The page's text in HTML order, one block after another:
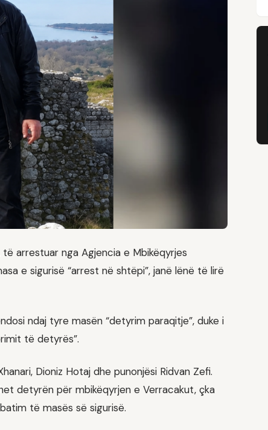
arrestuar nga Agjencia e Mbikëqyrjes
e sigurisë “arrest në shtëpi”, janë lënë të lirë
ndaj tyre masën “detyrim paraqitje”, duke i
të detyrës”.
Dioniz Hotaj dhe punonjësi Ridvan Zefi.
detyrën për mbikëqyrjen e Verracakut, çka
të masës së sigurisë.